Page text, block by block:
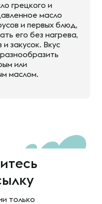
грецкого и
масло
и первых блюд,
его без нагрева,
закусок. Вкус
или
маслом.
только